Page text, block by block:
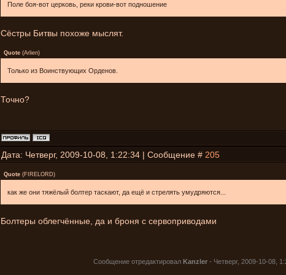
Поле боя-вот церковь, реки крови-вот подношение
Сёстры Битвы похоже мыслят.
Quote (Arlien)
Только из Воинствующих Орденов.
Точно?
Дата: Четверг, 2009-10-08, 1:22:34 | Сообщение # 205
Quote (FIRELORD)
как же они тяжёлый болтер таскают, да ещё и стрелять умудряются...
Болтеры облегчённые, да и броня с сервоприводами
Сообщение отредактировал Kanzler - Четверг, 2009-10-08,